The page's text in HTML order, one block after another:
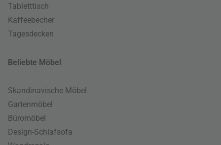
Tabletttisch
Kaffeebecher
Tagesdecken
Beliebte Möbel
Skandinavische Möbel
Gartenmöbel
Büromöbel
Design-Schlafsofa